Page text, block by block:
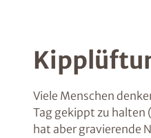
Viele Menschen
Tag gekippt zu
hat aber gravierende